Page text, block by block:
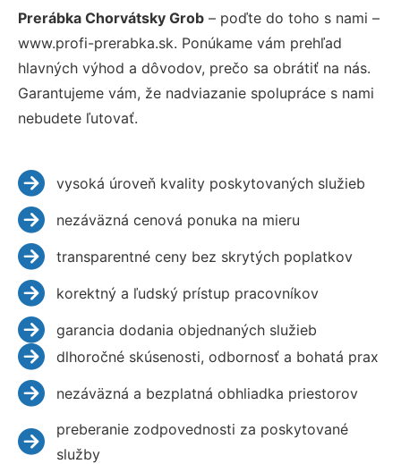
Prerábka Chorvátsky Grob – poďte do toho s nami –
www.profi-prerabka.sk. Ponúkame vám prehľad
hlavných výhod a dôvodov, prečo sa obrátiť na nás.
Garantujeme vám, že nadviazanie spolupráce s nami
nebudete ľutovať.
vysoká úroveň kvality poskytovaných služieb
nezáväzná cenová ponuka na mieru
transparentné ceny bez skrytých poplatkov
korektný a ľudský prístup pracovníkov
garancia dodania objednaných služieb
dlhoročné skúsenosti, odbornosť a bohatá prax
nezáväzná a bezplatná obhliadka priestorov
preberanie zodpovednosti za poskytované
služby